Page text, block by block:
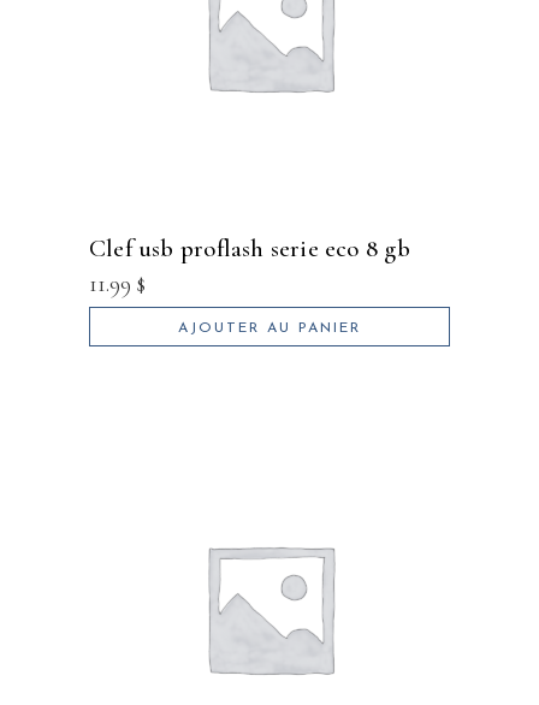
clef usb proflash serie eco 8 gb
11.99 $
AJOUTER AU PANIER